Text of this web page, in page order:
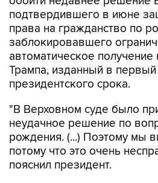
подтвердившего в июне
права на гражданство по
заблокировавшего
автоматическое получение
Трампа, изданный в
президентского срока.
"В Верховном суде было
неудачное решение по
рождения. (...) Поэтому мы
потому что это очень
пояснил президент.